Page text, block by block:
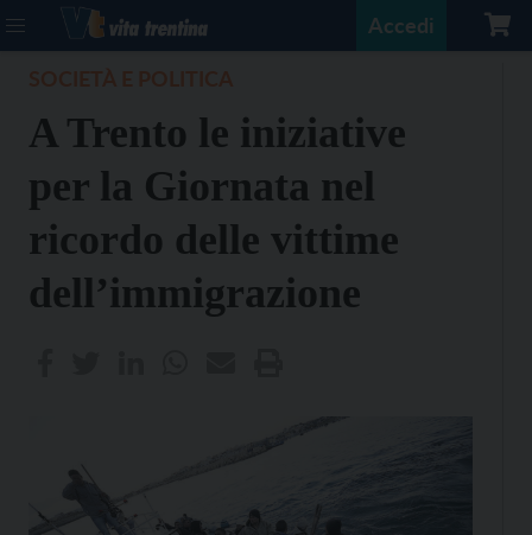
Accedi
A Trento le iniziative
per la Giornata nel
ricordo delle vittime
dell’immigrazione